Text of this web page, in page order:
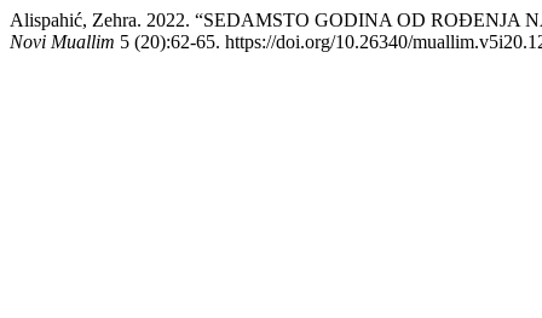
Alispahić, Zehra. 2022. “SEDAMSTO GODINA OD
Novi Muallim 5 (20):62-65. https://doi.org/10.26340/